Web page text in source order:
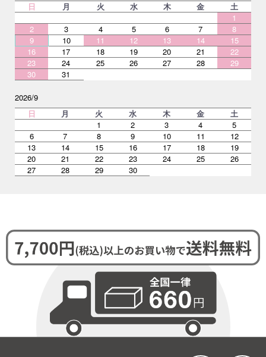
日
月 火 水 木 金
土
1
2
3 4 5 6 7
8
9
10 11 12 13 14
15
16
17 18 19 20 21
22
23
24 25 26 27 28
29
30
31
2026/9
日
月 火 水 木 金
土
1
2 3 4
5
6
7 8 9 10 11
12
13
14 15 16 17 18
19
20
21 22 23 24 25
26
27
28 29 30